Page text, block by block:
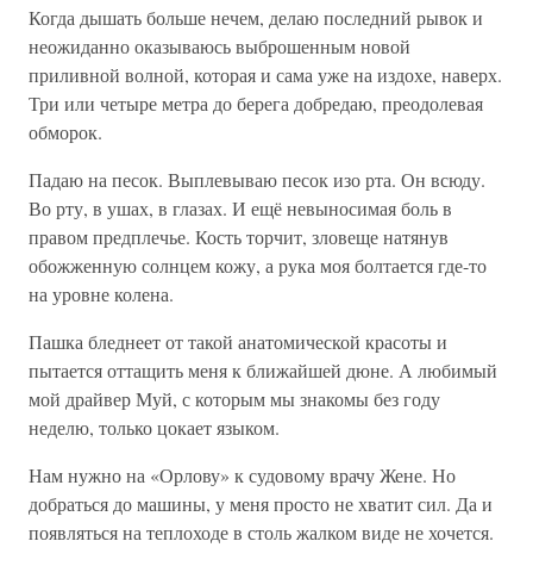
Когда дышать больше нечем, делаю последний рывок и
неожиданно оказываюсь выброшенным новой
приливной волной, которая и сама уже на издохе, наверх.
Три или четыре метра до берега добредаю, преодолевая
обморок.
Падаю на песок. Выплевываю песок изо рта. Он всюду.
Во рту, в ушах, в глазах. И ещё невыносимая боль в
правом предплечье. Кость торчит, зловеще натянув
обожженную солнцем кожу, а рука моя болтается где-то
на уровне колена.
Пашка бледнеет от такой анатомической красоты и
пытается оттащить меня к ближайшей дюне. А любимый
мой драйвер Муй, с которым мы знакомы без году
неделю, только цокает языком.
Нам нужно на «Орлову» к судовому врачу Жене. Но
добраться до машины, у меня просто не хватит сил. Да и
появляться на теплоходе в столь жалком виде не хочется.